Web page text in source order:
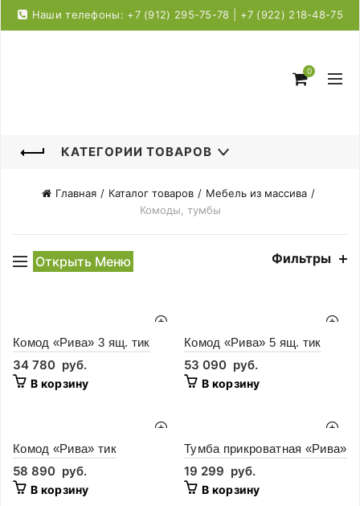
Наши телефоны: +7 (912) 295-75-78 | +7 (922) 218-48-75
0
КАТЕГОРИИ ТОВАРОВ
Главная Каталог товаров
Мебель из массива
Комоды, тумбы
Открыть Меню Фильтры
Комод «Рива» 3 ящ. тик
34 780 руб.
В корзину
Комод «Рива» 5 ящ. тик
53 090 руб.
В корзину
Комод «Рива» тик
58 890 руб.
В корзину
Тумба прикроватная «Рива»
19 299 руб.
В корзину